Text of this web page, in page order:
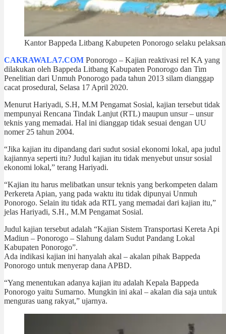
Kantor Bappeda Litbang Kabupeten Ponorogo selaku
CAKRAWALA7.COM Ponorogo – Kajian reaktivasi rel KA yang
dilakukan oleh Bappeda Litbang Kabupaten Ponorogo dan Tim
Penelitian dari Unmuh Ponorogo pada tahun 2013 silam dianggap
cacat prosedural, Selasa 17 April 2020.
Menurut Hariyadi, S.H, M.M Pengamat Sosial, kajian tersebut tidak
mempunyai Rencana Tindak Lanjut (RTL) maupun unsur – unsur
teknis yang memadai. Hal ini dianggap tidak sesuai dengan UU
nomer 25 tahun 2004.
“Jika kajian itu dipandang dari sudut sosial ekonomi lokal, apa judul
kajiannya seperti itu? Judul kajian itu tidak menyebut unsur sosial
ekonomi lokal,” terang Hariyadi.
“Kajian itu harus melibatkan unsur teknis yang berkompeten dalam
Perkereta Apian, yang pada waktu itu tidak dipunyai Unmuh
Ponorogo. Selain itu tidak ada RTL yang memadai dari kajian itu,”
jelas Hariyadi, S.H., M.M Pengamat Sosial.
Judul kajian tersebut adalah “Kajian Sistem Transportasi Kereta Api
Madiun – Ponorogo – Slahung dalam Sudut Pandang Lokal
Kabupaten Ponorogo”.
Ada indikasi kajian ini hanyalah akal – akalan pihak Bappeda
Ponorogo untuk menyerap dana APBD.
“Yang menentukan adanya kajian itu adalah Kepala Bappeda
Ponorogo yaitu Sumarno. Mungkin ini akal – akalan dia saja untuk
menguras uang rakyat,” ujarnya.